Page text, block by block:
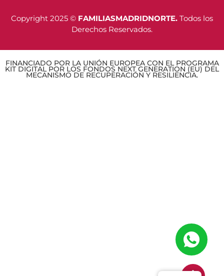
Copyright 2025 © FAMILIASMADRIDNORTE. Todos los
Derechos Reservados.
FINANCIADO POR LA UNIÓN EUROPEA CON EL PROGRAMA
KIT DIGITAL POR LOS FONDOS NEXT GENERATION (EU) DEL
MECANISMO DE RECUPERACIÓN Y RESILIENCIA.